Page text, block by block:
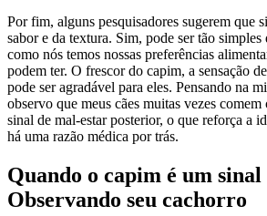
Por fim, alguns pesquisadores sugerem que
sabor e da textura. Sim, pode ser tão
como nós temos nossas preferências
podem ter. O frescor do capim, a sensação
pode ser agradável para eles. Pensando na
observo que meus cães muitas vezes
sinal de mal-estar posterior, o que reforça a
há uma razão médica por trás.
Quando o capim é um
Observando seu cachorro